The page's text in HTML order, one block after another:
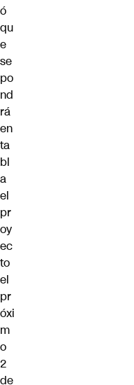
ó
qu
e
se
po
nd
rá
en
ta
bl
a
el
pr
oy
ec
to
el
pr
óxi
m
o
2
de